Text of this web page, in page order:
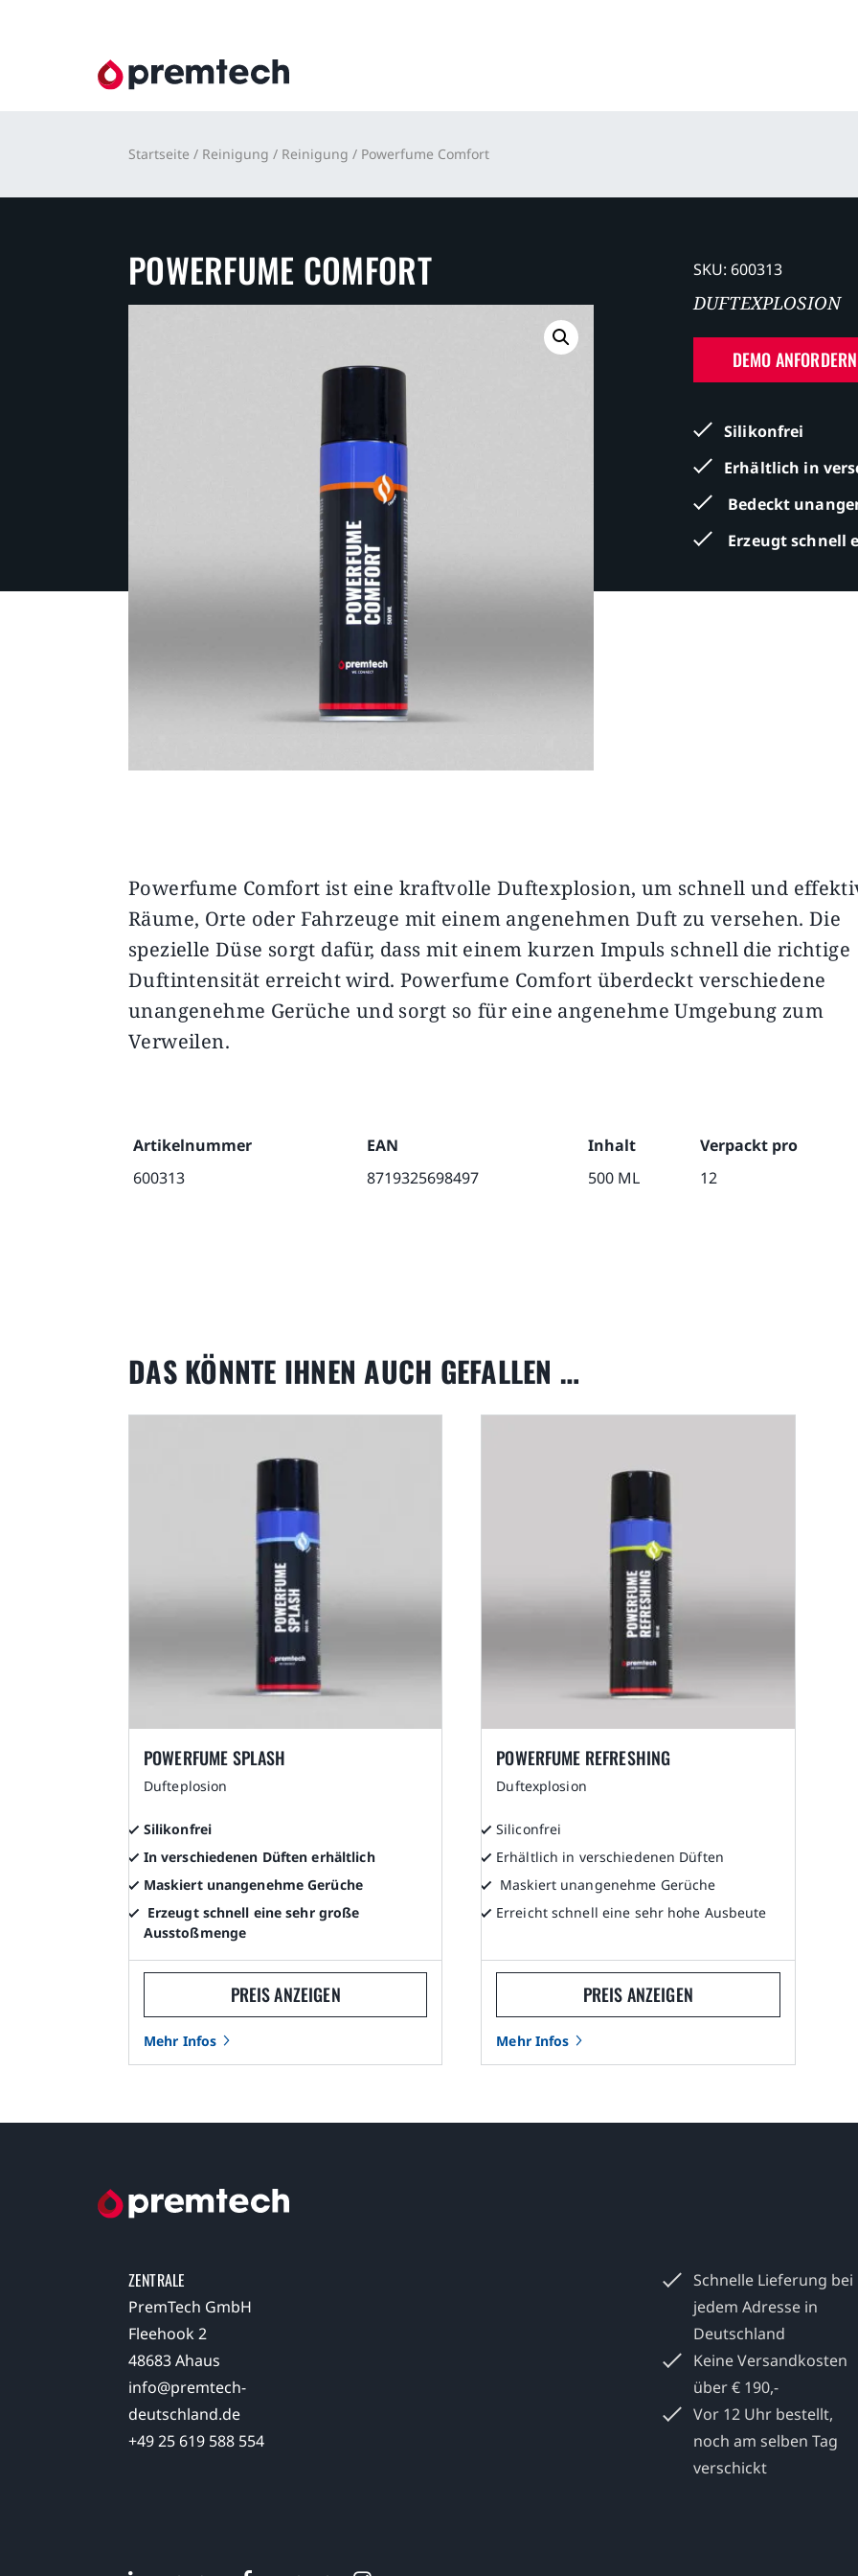
Startseite / Reinigung / Reinigung / Powerfume Comfort
POWERFUME COMFORT SKU: 600313
DUFTEXPLOSION
DEMO ANFORDERN
Silikonfrei
Erhältlich in
Bedeckt
Erzeugt schnell
Beschreibung Zusätzliche Informationen
Powerfume Comfort ist eine kraftvolle Duftexplosion, um schnell und
Räume, Orte oder Fahrzeuge mit einem angenehmen Duft zu versehen. Die
spezielle Düse sorgt dafür, dass mit einem kurzen Impuls schnell die richtige
Duftintensität erreicht wird. Powerfume Comfort überdeckt verschiedene
unangenehme Gerüche und sorgt so für eine angenehme Umgebung zum
Verweilen.
Artikelnummer EAN Inhalt
Verpackt pro
600313
8719325698497 500 ML 12
DAS KÖNNTE IHNEN AUCH GEFALLEN …
POWERFUME SPLASH
Dufteplosion
Silikonfrei
In verschiedenen Düften erhältlich
Maskiert unangenehme Gerüche
Erzeugt schnell eine sehr große
Ausstoßmenge
PREIS ANZEIGEN
Mehr Infos
POWERFUME REFRESHING
Duftexplosion
Siliconfrei
Erhältlich in verschiedenen Düften
Maskiert unangenehme Gerüche
Erreicht schnell eine sehr hohe Ausbeute
PREIS ANZEIGEN
Mehr Infos
ZENTRALE
PremTech GmbH
Fleehook 2
48683 Ahaus
info@premtech-
deutschland.de
+49 25 619 588 554
Schnelle Lieferung bei
jedem Adresse in
Deutschland
Keine Versandkosten
über € 190,-
Vor 12 Uhr bestellt,
noch am selben Tag
verschickt